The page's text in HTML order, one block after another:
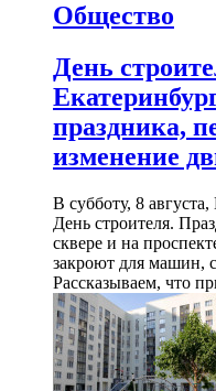
Общество
День
праздника,
изменение
В субботу, 8
День строителя.
сквере и на
закроют для машин,
Рассказываем, что